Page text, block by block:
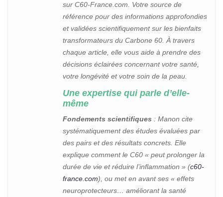
sur C60-France.com. Votre source de
référence pour des informations approfondies
et validées scientifiquement sur les bienfaits
transformateurs du Carbone 60. À travers
chaque article, elle vous aide à prendre des
décisions éclairées concernant votre santé,
votre longévité et votre soin de la peau.
Une expertise qui parle d’elle-
même
Fondements scientifiques : Manon cite
systématiquement des études évaluées par
des pairs et des résultats concrets. Elle
explique comment le C60 « peut prolonger la
durée de vie et réduire l’inflammation » (c60-
france.com), ou met en avant ses « effets
neuroprotecteurs… améliorant la santé